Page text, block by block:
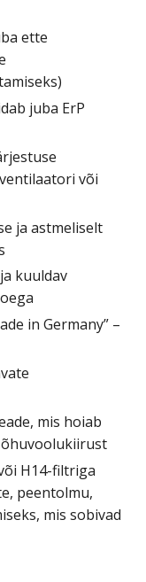
ette
juba ErP
või
ja astmeliselt
kuuldav
in Germany” –
mis hoiab
H14-filtriga
peentolmu,
mis sobivad